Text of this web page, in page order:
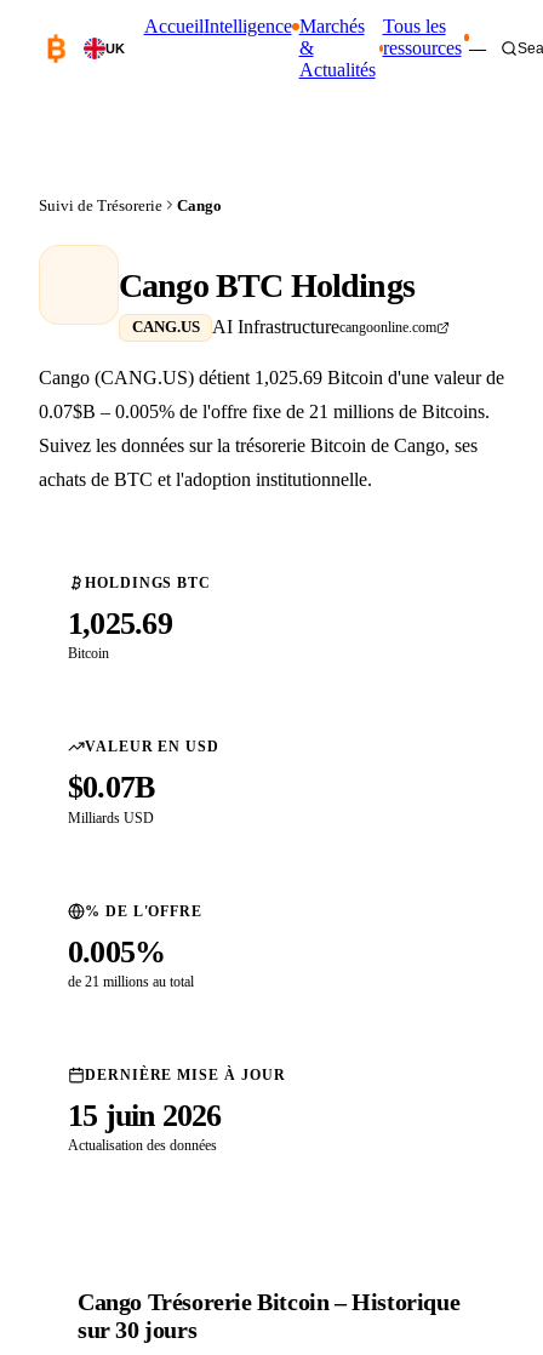
UK
AccueilIntelligence Marchés
&
Actualités
Tous les
ressources —
Suivi de Trésorerie Cango
Cango BTC Holdings
CANG.US AI Infrastructurecangoonline.com
Cango (CANG.US) détient 1,025.69 Bitcoin d'une valeur de
0.07$B – 0.005% de l'offre fixe de 21 millions de Bitcoins.
Suivez les données sur la trésorerie Bitcoin de Cango, ses
achats de BTC et l'adoption institutionnelle.
HOLDINGS BTC
1,025.69
Bitcoin
VALEUR EN USD
$0.07B
Milliards USD
% DE L'OFFRE
0.005%
de 21 millions au total
DERNIÈRE MISE À JOUR
15 juin 2026
Actualisation des données
Cango Trésorerie Bitcoin – Historique
sur 30 jours